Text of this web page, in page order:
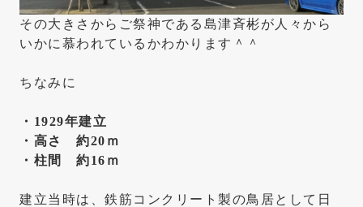
その大きさからご祭神である島津斉彬が人々から
いかに慕われているかわかります＾＾
ちなみに
・1929年建立
・高さ 約20ｍ
・柱間 約16ｍ
建立当時は、鉄筋コンクリート製の鳥居として日